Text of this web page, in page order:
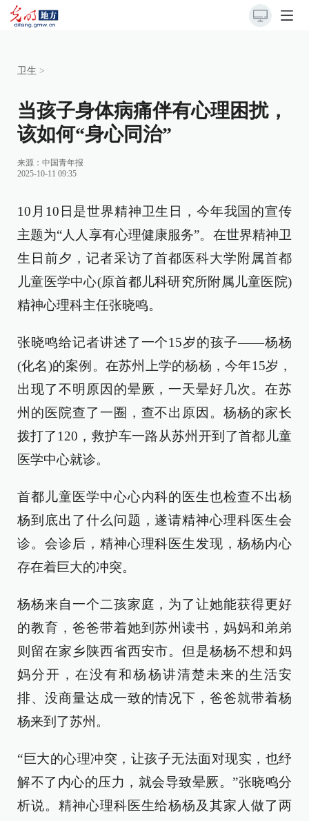
卫生 >
当孩子身体病痛伴有心理困扰，
该如何“身心同治”
来源： 中国青年报
2025-10-11 09:35
10月10日是世界精神卫生日，今年我国的宣传
主题为“人人享有心理健康服务”。在世界精神卫
生日前夕，记者采访了首都医科大学附属首都
儿童医学中心(原首都儿科研究所附属儿童医院)
精神心理科主任张晓鸣。
张晓鸣给记者讲述了一个15岁的孩子——杨杨
(化名)的案例。在苏州上学的杨杨，今年15岁，
出现了不明原因的晕厥，一天晕好几次。在苏
州的医院查了一圈，查不出原因。杨杨的家长
拨打了120，救护车一路从苏州开到了首都儿童
医学中心就诊。
首都儿童医学中心心内科的医生也检查不出杨
杨到底出了什么问题，遂请精神心理科医生会
诊。会诊后，精神心理科医生发现，杨杨内心
存在着巨大的冲突。
杨杨来自一个二孩家庭，为了让她能获得更好
的教育，爸爸带着她到苏州读书，妈妈和弟弟
则留在家乡陕西省西安市。但是杨杨不想和妈
妈分开，在没有和杨杨讲清楚未来的生活安
排、没商量达成一致的情况下，爸爸就带着杨
杨来到了苏州。
“巨大的心理冲突，让孩子无法面对现实，也纾
解不了内心的压力，就会导致晕厥。”张晓鸣分
析说。精神心理科医生给杨杨及其家人做了两